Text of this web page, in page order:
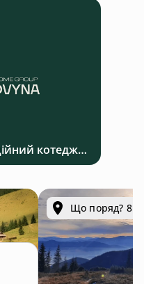
Park Verkhovyna - інвестиційний котеджний комплекс біля Верховини в Карпатах
Що поряд? 8.2